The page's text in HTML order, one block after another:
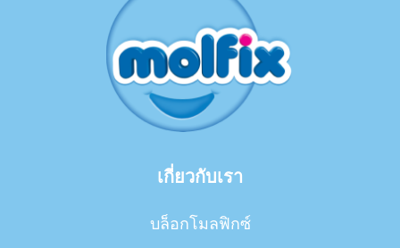
เกี่ยวกับเรา
บล็อกโมลฟิกซ์